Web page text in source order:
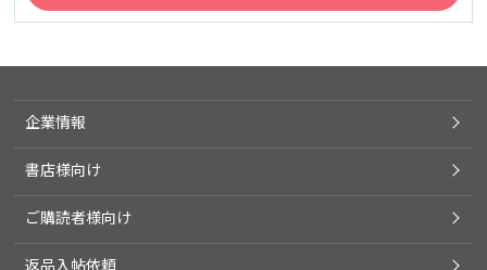
企業情報
書店様向け
ご購読者様向け
返品入帖依頼